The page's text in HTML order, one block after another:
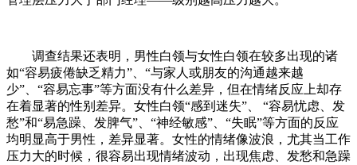
调查结果还表明，男性白领与女性白领在较多出现的诸
如“容易疲倦缺乏精力”、“与家人或朋友的沟通越来越
少”、“容易忘事”等方面没有什么差异，但在情绪反应上却存
在着显著的性别差异。女性白领“感到迷失”、 “容易忧虑、发
愁”和“易急躁、发脾气”、“神经敏感”、“失眠”等方面的反应
均明显高于男性，差异显著。女性的情绪像波浪，尤其当工作
压力大的时候，很容易出现情绪波动，出现焦虑、发愁和急躁